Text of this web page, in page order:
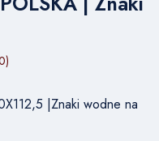
|Znaki wodne na